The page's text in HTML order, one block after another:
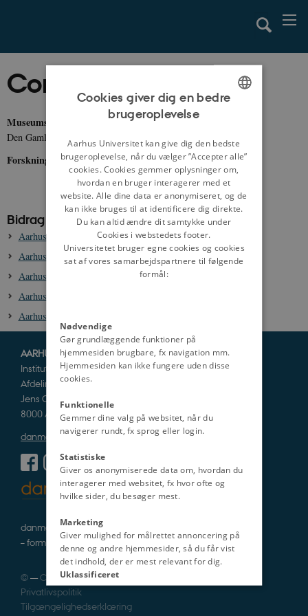
Connie Jantzen
Museumsinspektør, cand.mag.
Den Gamle By
Forskningsområder:Aarhus' historie fra vikingetid og frem
Bidrag til danmarkshistorien.dk:
Aarhus Domkirke - del 1 - kirken
Aarhus Domkirke - del 2 - koret
Aarhus Domkirke - del 3 - kannikehuse
Aarhus Domkirke - del 4 - bispegård
Aarhus Domkirke - del 5 - skolen
AARHUS UNIVERSITET
Institut for Kultur og Samfund
Afdeling for Historie og Klassiske Studier
Jens Chr. Skous Vej 5
8000 Aarhus C
danmarkshistorien@cas.au.dk
danmarkshistorie i tekst, lyd og billede
– formidlet af fagfolk
©—Cookies
Privatlivspolitik
Tilgængelighedserklæring
DANISH
Cookies giver dig en bedre
brugeroplevelse
Aarhus Universitet kan give dig den bedste
brugeroplevelse, når du vælger ”Accepter alle”
cookies. Cookies gemmer oplysninger om,
hvordan en bruger interagerer med et
website. Alle dine data er anonymiseret, og de
kan ikke bruges til at identificere dig direkte.
Du kan altid ændre dit samtykke under
Cookies i webstedets footer.
Universitetet bruger egne cookies og cookies
sat af vores samarbejdspartnere til følgende
formål:
Nødvendige
Gør grundlæggende funktioner på
hjemmesiden brugbare, fx navigation mm.
Hjemmesiden kan ikke fungere uden disse
cookies.
Funktionelle
Gemmer dine valg på websitet, når du
navigerer rundt, fx sprog eller login.
Statistiske
Giver os anonymiserede data om, hvordan du
interagerer med websitet, fx hvor ofte og
hvilke sider, du besøger mest.
Marketing
Giver mulighed for målrettet annoncering på
denne og andre hjemmesider, så du får vist
det indhold, der er mest relevant for dig.
Uklassificeret